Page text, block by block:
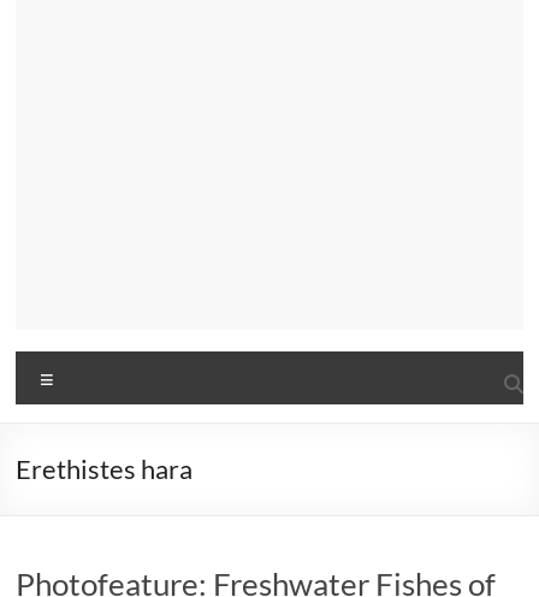
Erethistes hara
Photofeature: Freshwater Fishes of